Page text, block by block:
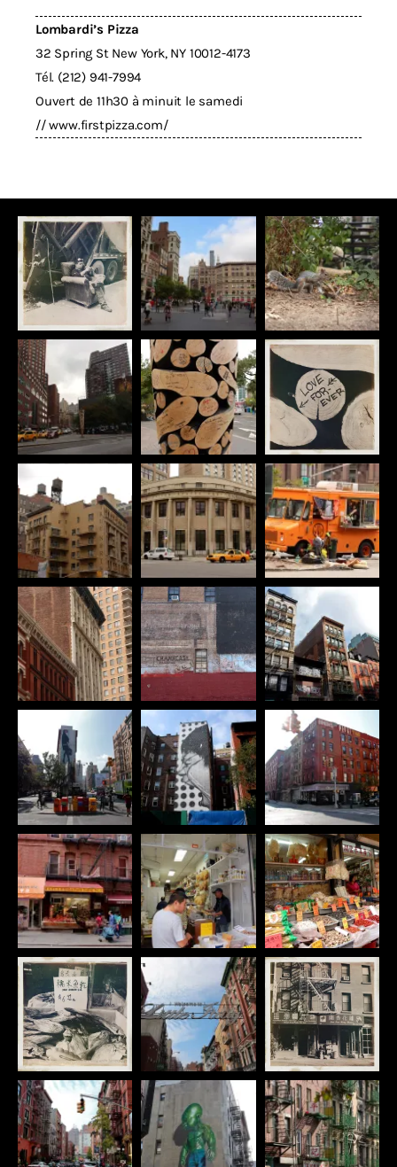
Lombardi’s Pizza
32 Spring St New York, NY 10012-4173
Tél. (212) 941-7994
Ouvert de 11h30 à minuit le samedi
//www.firstpizza.com/